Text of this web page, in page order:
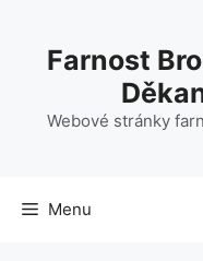
obsahFarnost
Webové stránky
Menu